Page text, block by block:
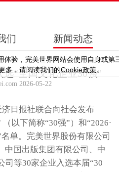
体验，完美世界网站会使用自身或第
多，请阅读我们的Cookie政策。
们 新闻动态
“全国文化企业30强”
2026-05-22
日报社联合向社会发布
以下简称“30强”）和“2026·
单。完美世界股份有限公司
中国出版集团有限公司、中
司等30家企业入选本届“30